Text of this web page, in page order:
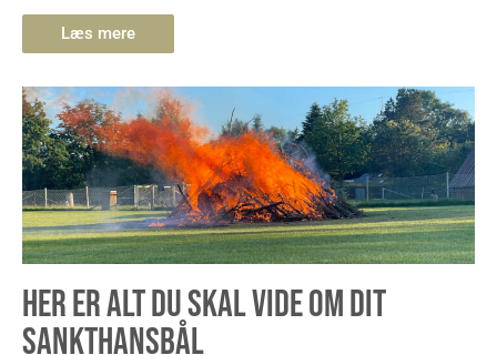
Læs mere
HER ER ALT DU SKAL VIDE OM DIT
SANKTHANSBÅL